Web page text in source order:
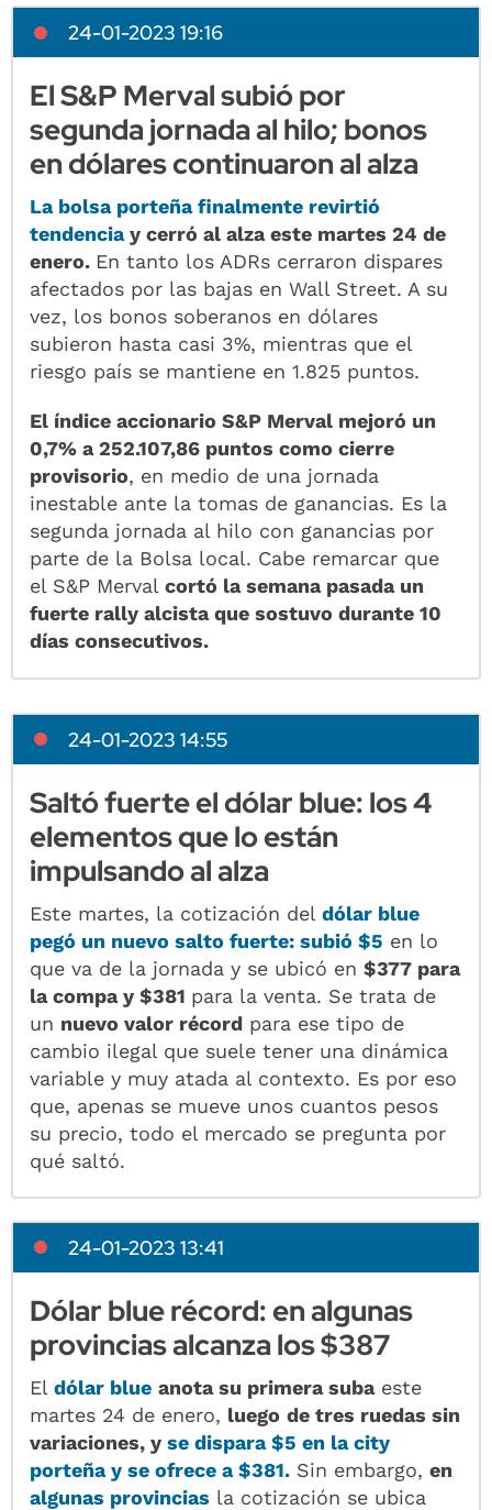
24-01-2023 19:16
El S&P Merval subió por
segunda jornada al hilo; bonos
en dólares continuaron al alza
La bolsa porteña finalmente revirtió
tendenciay cerró al alza este martes 24 de
enero. En tanto los ADRs cerraron dispares
afectados por las bajas en Wall Street. A su
vez, los bonos soberanos en dólares
subieron hasta casi 3%, mientras que el
riesgo país se mantiene en 1.825 puntos.
El índice accionario S&P Merval mejoró un
0,7% a 252.107,86 puntos como cierre
provisorio, en medio de una jornada
inestable ante la tomas de ganancias. Es la
segunda jornada al hilo con ganancias por
parte de la Bolsa local. Cabe remarcar que
el S&P Mervalcortó la semana pasada un
fuerte rally alcista que sostuvo durante 10
días consecutivos.
24-01-2023 14:55
Saltó fuerte el dólar blue: los 4
elementos que lo están
impulsando al alza
Este martes, la cotización deldólar blue
pegó un nuevo salto fuerte: subió $5 en lo
que va de la jornada y se ubicó en$377 para
la compa y $381 para la venta. Se trata de
un nuevo valor récord para ese tipo de
cambio ilegal que suele tener una dinámica
variable y muy atada al contexto. Es por eso
que, apenas se mueve unos cuantos pesos
su precio, todo el mercado se pregunta por
qué saltó.
24-01-2023 13:41
Dólar blue récord: en algunas
provincias alcanza los $387
Eldólar blue anota su primera subaeste
martes 24 de enero, luego de tres ruedas sin
variaciones, yse dispara $5 en la city
porteña y se ofrece a $381. Sin embargo,en
algunas provincias la cotización se ubica